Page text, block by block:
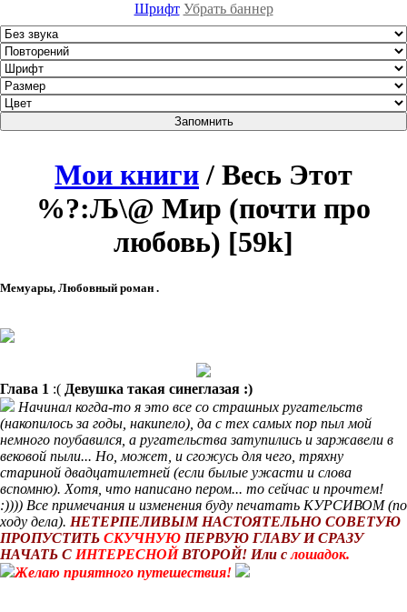
Шрифт Убрать баннер
Мои книги/ Весь Этот
%?:Љ\@ Мир (почти про
любовь) [59k]
Мемуары, Любовный роман .
Глава 1 :( Девушка такая синеглазая :)
Начинал когда-то я это все со страшных ругательств
(накопилось за годы, накипело), да с тех самых пор пыл мой
немного поубавился, а ругательства затупились и заржавели в
вековой пыли... Но, может, и сгожусь для чего, тряхну
стариной двадцатилетней (если былые ужасти и слова
вспомню). Хотя, что написано пером... то сейчас и прочтем!
:)))) Все примечания и изменения буду печатать КУРСИВОМ (по
ходу дела). НЕТЕРПЕЛИВЫМ НАСТОЯТЕЛЬНО СОВЕТУЮ
ПРОПУСТИТЬ СКУЧНУЮ ПЕРВУЮ ГЛАВУ И СРАЗУ
НАЧАТЬ С ИНТЕРЕСНОЙВТОРОЙ! Или слошадок.
Желаю приятного путешествия!